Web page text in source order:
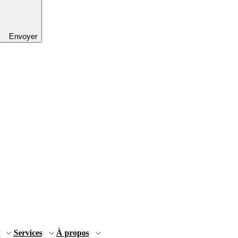
Envoyer
Services À propos